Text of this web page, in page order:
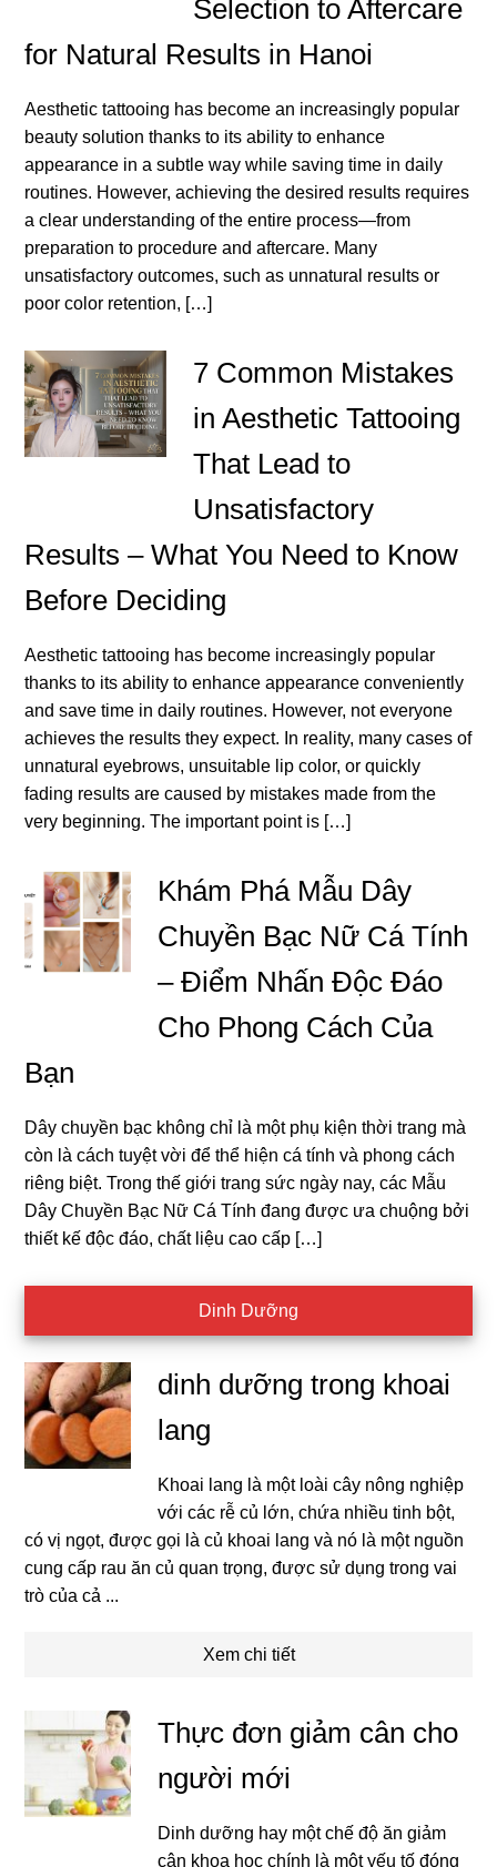
Selection to Aftercare
for Natural Results in Hanoi
Aesthetic tattooing has become an increasingly popular
beauty solution thanks to its ability to enhance
appearance in a subtle way while saving time in daily
routines. However, achieving the desired results requires
a clear understanding of the entire process—from
preparation to procedure and aftercare. Many
unsatisfactory outcomes, such as unnatural results or
poor color retention, […]
7 Common Mistakes
in Aesthetic Tattooing
That Lead to
Unsatisfactory
Results – What You Need to Know
Before Deciding
Aesthetic tattooing has become increasingly popular
thanks to its ability to enhance appearance conveniently
and save time in daily routines. However, not everyone
achieves the results they expect. In reality, many cases of
unnatural eyebrows, unsuitable lip color, or quickly
fading results are caused by mistakes made from the
very beginning. The important point is […]
Khám Phá Mẫu Dây
Chuyền Bạc Nữ Cá Tính
– Điểm Nhấn Độc Đáo
Cho Phong Cách Của
Bạn
Dây chuyền bạc không chỉ là một phụ kiện thời trang mà
còn là cách tuyệt vời để thể hiện cá tính và phong cách
riêng biệt. Trong thế giới trang sức ngày nay, các Mẫu
Dây Chuyền Bạc Nữ Cá Tính đang được ưa chuộng bởi
thiết kế độc đáo, chất liệu cao cấp […]
Dinh Dưỡng
dinh dưỡng trong khoai
lang
Khoai lang là một loài cây nông nghiệp
với các rễ củ lớn, chứa nhiều tinh bột,
có vị ngọt, được gọi là củ khoai lang và nó là một nguồn
cung cấp rau ăn củ quan trọng, được sử dụng trong vai
trò của cả ...
Xem chi tiết
Thực đơn giảm cân cho
người mới
Dinh dưỡng hay một chế độ ăn giảm
cân khoa học chính là một yếu tố đóng